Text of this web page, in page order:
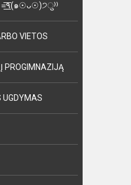
BIBLIOTEKA =͟͟͞͞٩(๑☉ᴗ☉)੭ु⁾⁾
VIETOS
PROGIMNAZIJĄ
UGDYMAS